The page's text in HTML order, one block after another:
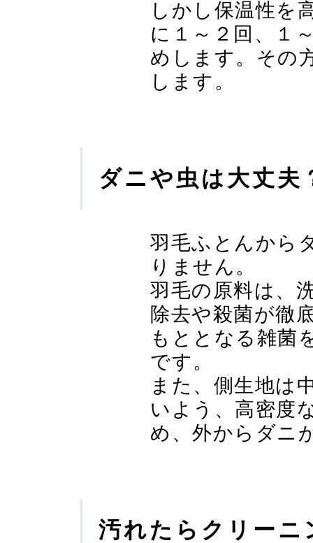
しかし保温性を
に１～２回、１
めします。その
します。
ダニや虫は大丈夫
羽毛ふとんから
りません。
羽毛の原料は、
除去や殺菌が徹
もととなる雑菌
です。
また、側生地は
いよう、高密度
め、外からダニ
汚れたらクリーニ